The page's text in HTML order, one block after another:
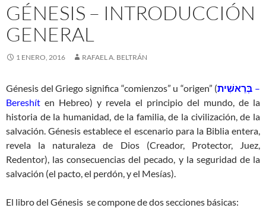
GÉNESIS – INTRODUCCIÓN
GENERAL
1 ENERO, 2016 RAFAEL A. BELTRÁN
Génesis del Griego significa “comienzos” u “origen” (בְּרֵאשִׁית –
Bereshít en Hebreo) y revela el principio del mundo, de la
historia de la humanidad, de la familia, de la civilización, de la
salvación. Génesis establece el escenario para la Biblia entera,
revela la naturaleza de Dios (Creador, Protector, Juez,
Redentor), las consecuencias del pecado, y la seguridad de la
salvación (el pacto, el perdón, y el Mesías).
El libro del Génesis se compone de dos secciones básicas: